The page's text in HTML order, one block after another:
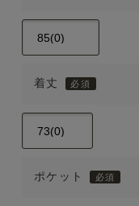
着丈
ポケット